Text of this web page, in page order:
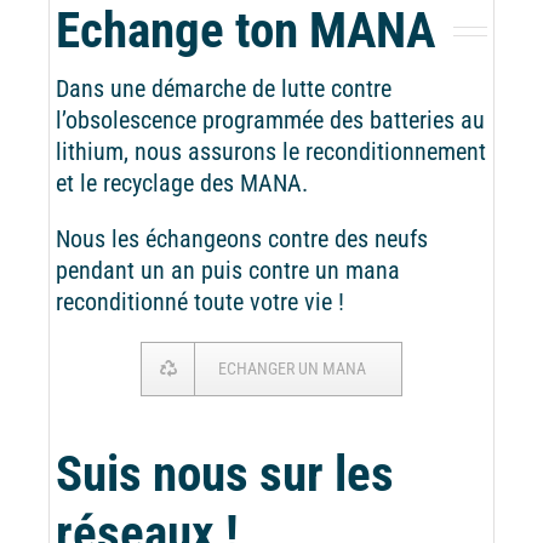
Echange ton MANA
Dans une démarche de lutte contre
l’obsolescence programmée des batteries au
lithium, nous assurons le reconditionnement
et le recyclage des MANA.
Nous les échangeons contre des neufs
pendant un an puis contre un mana
reconditionné toute votre vie !
ECHANGER UN MANA
Suis nous sur les